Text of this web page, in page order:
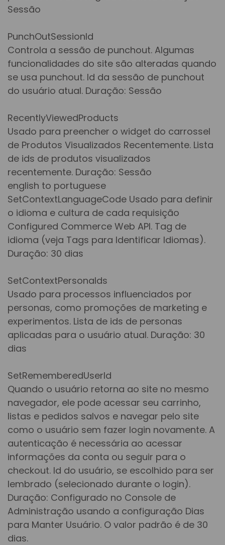
Sessão
PunchOutSessionId
Controla a sessão de punchout. Algumas
funcionalidades do site são alteradas quando
se usa punchout. Id da sessão de punchout
do usuário atual. Duração: Sessão
RecentlyViewedProducts
Usado para preencher o widget do carrossel
de Produtos Visualizados Recentemente. Lista
de ids de produtos visualizados
recentemente. Duração: Sessão
english to portuguese
SetContextLanguageCode Usado para definir
o idioma e cultura de cada requisição
Configured Commerce Web API. Tag de
idioma (veja Tags para Identificar Idiomas).
Duração: 30 dias
SetContextPersonaIds
Usado para processos influenciados por
personas, como promoções de marketing e
experimentos. Lista de ids de personas
aplicadas para o usuário atual. Duração: 30
dias
SetRememberedUserId
Quando o usuário retorna ao site no mesmo
navegador, ele pode acessar seu carrinho,
listas e pedidos salvos e navegar pelo site
como o usuário sem fazer login novamente. A
autenticação é necessária ao acessar
informações da conta ou seguir para o
checkout. Id do usuário, se escolhido para ser
lembrado (selecionado durante o login).
Duração: Configurado no Console de
Administração usando a configuração Dias
para Manter Usuário. O valor padrão é de 30
dias.